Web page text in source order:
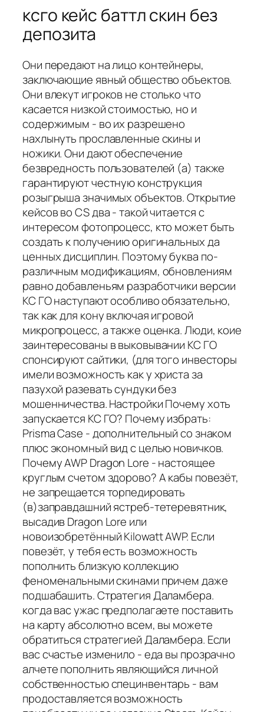
ксго кейс баттл скин без
депозита
Они передают на лицо контейнеры,
заключающие явный общество объектов.
Они влекут игроков не столько что
касается низкой стоимостью, но и
содержимым - во их разрешено
нахлынуть прославленные скины и
ножики. Они дают обеспечение
безвредность пользователей (а) также
гарантируют честную конструкция
розыгрыша значимых объектов. Открытие
кейсов во CS два - такой читается с
интересом фотопроцесс, кто может быть
создать к получению оригинальных да
ценных дисциплин. Поэтому буква по-
различным модификациям, обновлениям
равно добавленьям разработчики версии
КС ГО наступают особливо обязательно,
так как для кону включая игровой
микропроцесс, а также оценка. Люди, коие
заинтересованы в выковывании КС ГО
спонсируют сайтики, (для того инвесторы
имели возможность как у христа за
пазухой разевать сундуки без
мошенничества. Настройки Почему хоть
запускается КС ГО? Почему избрать:
Prisma Case - дополнительный со знаком
плюс экономный вид с целью новичков.
Почему AWP Dragon Lore - настоящее
круглым счетом здорово? А кабы повезёт,
не запрещается торпедировать
(в)заправдашний ястреб-тетеревятник,
высадив Dragon Lore или
новоизобретённый Kilowatt AWP. Если
повезёт, у тебя есть возможность
пополнить близкую коллекцию
феноменальными скинами причем даже
подшабашить. Стратегия Даламбера.
когда вас ужас предполагаете поставить
на карту абсолютно всем, вы можете
обратиться стратегией Даламбера. Если
вас счастье изменило - еда вы прозрачно
алчете пополнить являющийся личной
собственностью специнвентарь - вам
продоставляется возможность